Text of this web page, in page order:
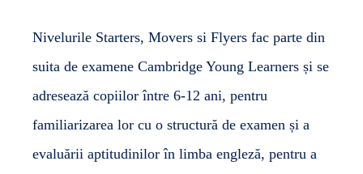
Nivelurile Starters, Movers si Flyers fac parte din
suita de examene Cambridge Young Learners și se
adresează copiilor între 6-12 ani, pentru
familiarizarea lor cu o structură de examen și a
evaluării aptitudinilor în limba engleză, pentru a